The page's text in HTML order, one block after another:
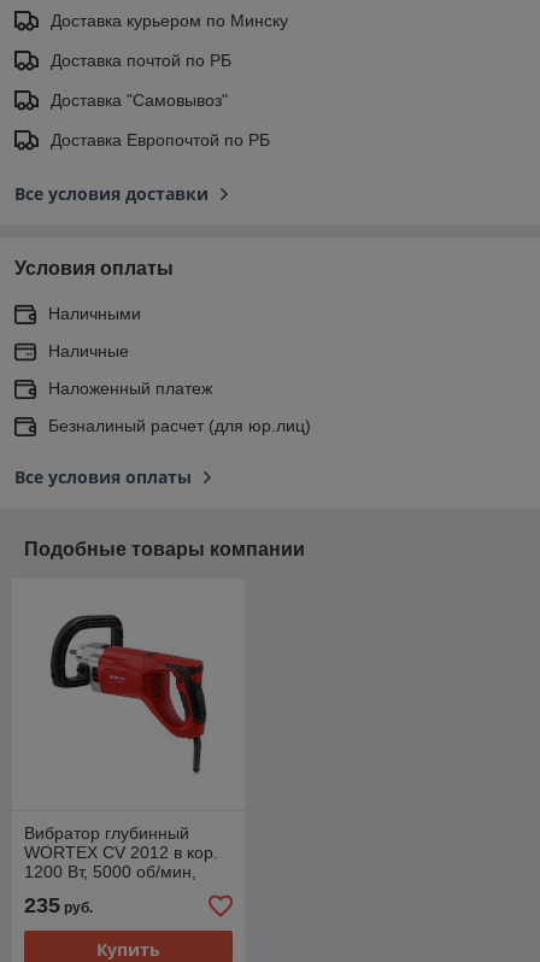
Доставка курьером по Минску
Доставка почтой по РБ
Доставка "Самовывоз"
Доставка Европочтой по РБ
Все условия доставки
Условия оплаты
Наличными
Наличные
Наложенный платеж
Безналиный расчет (для юр.лиц)
Все условия оплаты
Подобные товары компании
Вибратор глубинный
WORTEX CV 2012 в кор.
1200 Вт, 5000 об/мин,
235 руб.
Купить